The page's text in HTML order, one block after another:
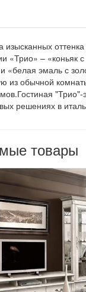
изысканных
«Трио» – «коньяк
«белая эмаль с
из обычной
решениях в
товары